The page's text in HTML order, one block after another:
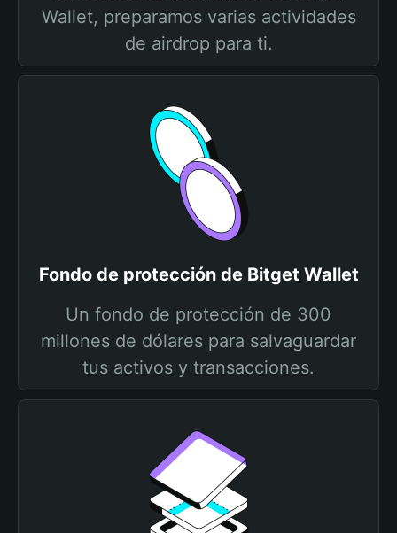
Wallet, preparamos varias actividades
de airdrop para ti.
Fondo de protección de Bitget Wallet
Un fondo de protección de 300
millones de dólares para salvaguardar
tus activos y transacciones.